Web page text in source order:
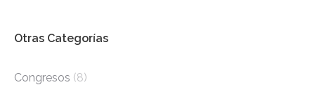
Otras Categorías
Congresos (8)